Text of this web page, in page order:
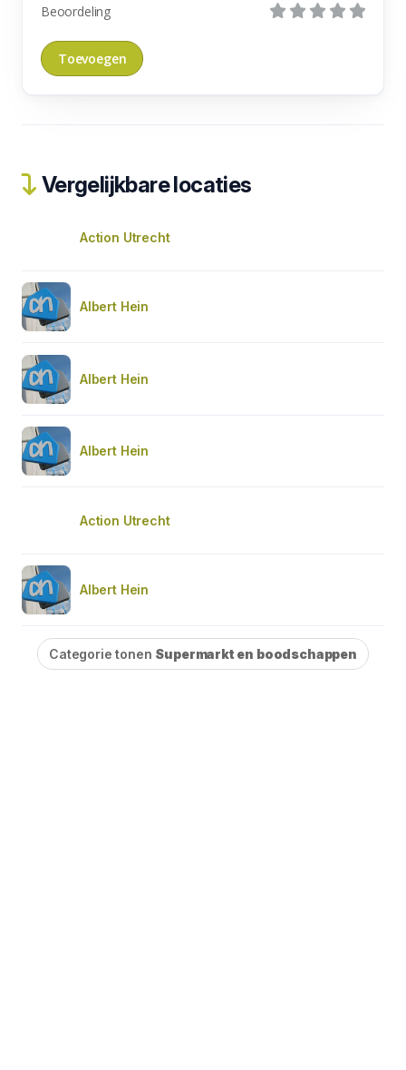
Beoordeling
Vergelijkbare locaties
Action Utrecht
Albert Hein
Albert Hein
Albert Hein
Action Utrecht
Albert Hein
Categorie tonen Supermarkt en boodschappen